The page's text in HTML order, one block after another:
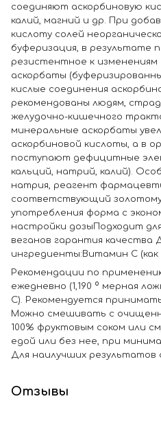
соединяют аскорбиновую
калий, магний и др. При
кислоту солей
буферизация, в результате
резистентное к
аскорбаты
кислые соединения
рекомендованы людям,
желудочно-кишечного
минеральные аскорбаты
аскорбиновой кислоты, а в
поступают дефицитные
кальций, натрий, калий).
натрия, реагент
соответствующий золотому
употребления форма с
настройки дозыПодходит
веганов гарантия качества
ингредиенты:Витамин С
Рекомендации по
ежедневно (1,190 º мерная
С). Рекомендуется
Можно смешивать с
100% фруктовым соком или
едой или без нее, при
Для наилучших
Отзывы